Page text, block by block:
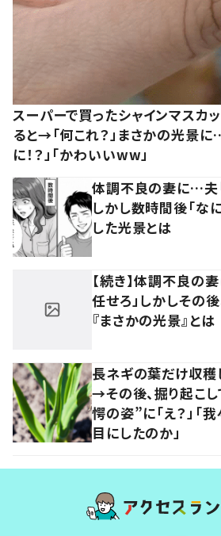
スーパーで買ったシャインマスカ
ると→「何これ？」まさかの光景に
に！？」「かわいいww」
体調不良の妻に…夫
しかし数時間後「な
した光景とは
【続き】体調不良の
任せろ」しかしその
『まさかの光景』とは
長ネギの葉だけ収
→その後、掘り起こ
愕の姿”に「え？」「
目にしたのか」